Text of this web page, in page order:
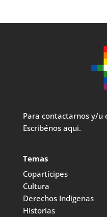
Para contactarnos y/u
Escribénos aqui.
Temas
Copartícipes
Cultura
Derechos Indígenas
Historias